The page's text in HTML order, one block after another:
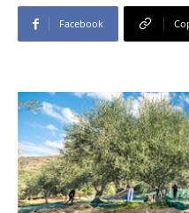
Facebook